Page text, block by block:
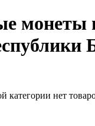
монеты
категории нет